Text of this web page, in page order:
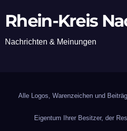
Rhein-Kreis
Nachrichten & Meinungen
Alle Logos, Warenzeichen und
Eigentum Ihrer Besitzer, der